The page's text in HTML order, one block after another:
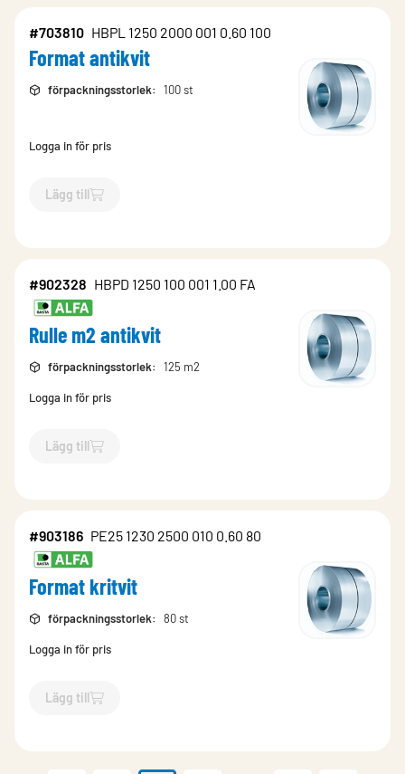
#703810 HBPL 1250 2000 001 0.60 100
Format antikvit
förpackningsstorlek: 100 st
Logga in för pris
Lägg till
`$Lägg till
#902328 HBPD 1250 100 001 1.00 FA
Rulle m2 antikvit
förpackningsstorlek: 125 m2
Logga in för pris
Lägg till
`$Lägg till
#903186 PE25 1230 2500 010 0.60 80
Format kritvit
förpackningsstorlek: 80 st
Logga in för pris
Lägg till
`$Lägg till